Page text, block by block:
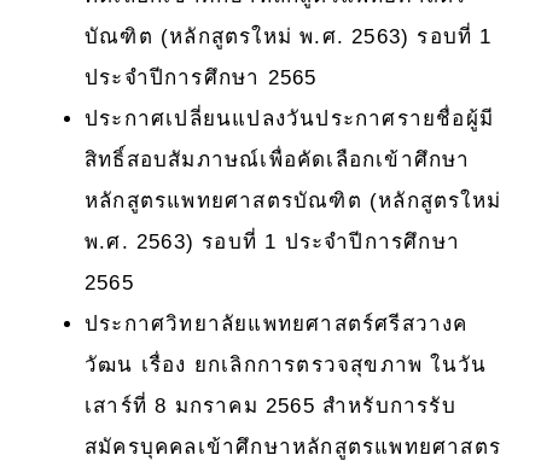
บัณฑิต (หลักสูตรใหม่ พ.ศ. 2563) รอบที่ 1
ประจำปีการศึกษา 2565
ประกาศเปลี่ยนแปลงวันประกาศรายชื่อผู้มี
สิทธิ์สอบสัมภาษณ์เพื่อคัดเลือกเข้าศึกษา
หลักสูตรแพทยศาสตรบัณฑิต (หลักสูตรใหม่
พ.ศ. 2563) รอบที่ 1 ประจำปีการศึกษา
2565
ประกาศวิทยาลัยแพทยศาสตร์ศรีสวางค
วัฒน เรื่อง ยกเลิกการตรวจสุขภาพ ในวัน
เสาร์ที่ 8 มกราคม 2565 สำหรับการรับ
สมัครบุคคลเข้าศึกษาหลักสูตรแพทยศาสตร